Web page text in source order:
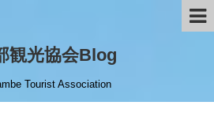
観光協会Blog
Tourist Association